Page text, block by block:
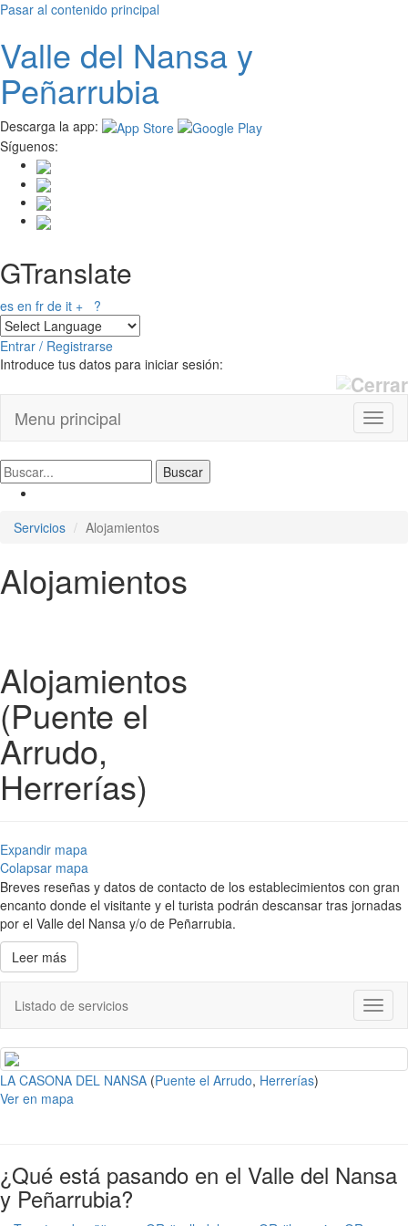
Pasar al contenido principal
Valle del Nansay
Peñarrubia
Descarga la app:
Síguenos:
GTranslate
es en fr de it + ?
Entrar / Registrarse
Introduce tus datos para iniciar sesión:
Menu principal
Servicios Alojamientos
Alojamientos
Alojamientos
(Puente el
Arrudo,
Herrerías)
Expandir mapa
Colapsar mapa
Breves reseñas y datos de contacto de los establecimientos con gran
encanto donde el visitante y el turista podrán descansar tras jornadas
por el Valle del Nansa y/o de Peñarrubia.
Leer más
Listado de servicios
LA CASONA DEL NANSA (Puente el Arrudo, Herrerías)
Ver en mapa
¿Qué está pasando en el Valle del Nansa
y Peñarrubia?